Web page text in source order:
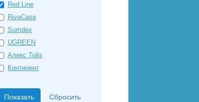
Red Line
RivaCase
Sumdex
UGREEN
Алекс Тойз
Континент